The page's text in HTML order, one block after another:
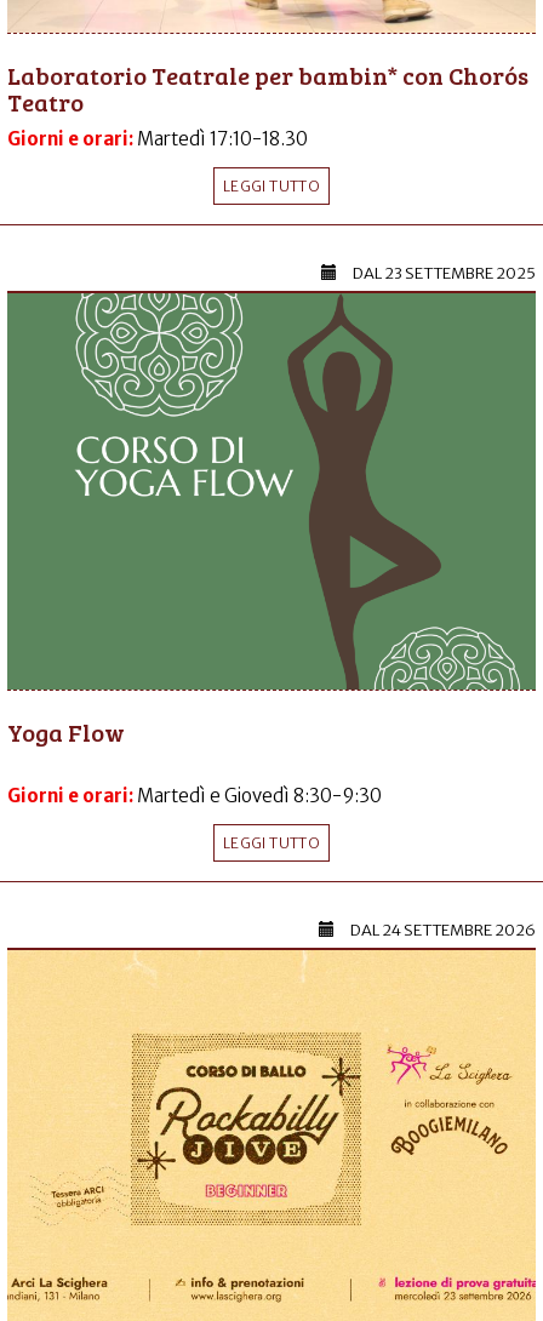
Laboratorio Teatrale per bambin* con Chorós
Teatro
Giorni e orari: Martedì 17:10-18.30
LEGGI TUTTO
DAL23 SETTEMBRE 2025
Yoga Flow
Giorni e orari: Martedì e Giovedì 8:30-9:30
LEGGI TUTTO
DAL24 SETTEMBRE 2026